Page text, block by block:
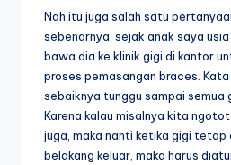
Nah itu juga salah satu
sebenarnya, sejak anak saya
bawa dia ke klinik gigi di kantor
proses pemasangan braces.
sebaiknya tunggu sampai semua
Karena kalau misalnya kita
juga, maka nanti ketika gigi tetap
belakang keluar, maka harus